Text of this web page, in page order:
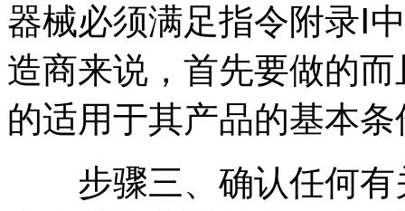
器械必须满足指令附录Ⅰ
造商来说，首先要做的
的适用于其产品的基本条
步骤三、确认任何有